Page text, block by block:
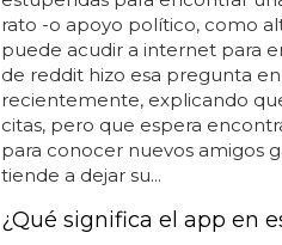
rato -o apoyo político, como
puede acudir a internet para
de reddit hizo esa pregunta
recientemente, explicando
citas, pero que espera
para conocer nuevos amigos
tiende a dejar su...
¿Qué significa el app en